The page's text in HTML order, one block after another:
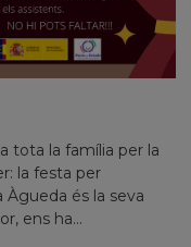
tota la família per la
la festa per
Àgueda és la seva
ens ha...